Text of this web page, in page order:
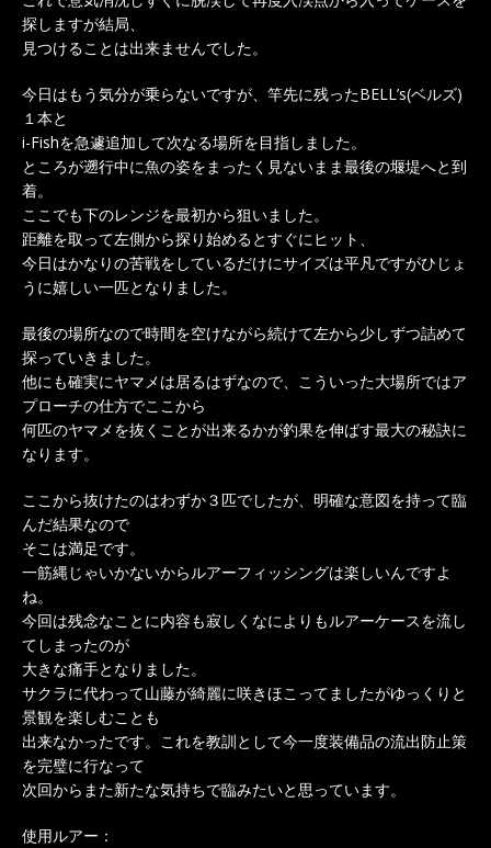
探しますが結局、
見つけることは出来ませんでした。
今日はもう気分が乗らないですが、竿先に残ったBELL’s(ベルズ)
１本と
i-Fishを急遽追加して次なる場所を目指しました。
ところが遡行中に魚の姿をまったく見ないまま最後の堰堤へと到
着。
ここでも下のレンジを最初から狙いました。
距離を取って左側から探り始めるとすぐにヒット、
今日はかなりの苦戦をしているだけにサイズは平凡ですがひじょ
うに嬉しい一匹となりました。
最後の場所なので時間を空けながら続けて左から少しずつ詰めて
探っていきました。
他にも確実にヤマメは居るはずなので、こういった大場所ではア
プローチの仕方でここから
何匹のヤマメを抜くことが出来るかが釣果を伸ばす最大の秘訣に
なります。
ここから抜けたのはわずか３匹でしたが、明確な意図を持って臨
んだ結果なので
そこは満足です。
一筋縄じゃいかないからルアーフィッシングは楽しいんですよ
ね。
今回は残念なことに内容も寂しくなによりもルアーケースを流し
てしまったのが
大きな痛手となりました。
サクラに代わって山藤が綺麗に咲きほこってましたがゆっくりと
景観を楽しむことも
出来なかったです。これを教訓として今一度装備品の流出防止策
を完璧に行なって
次回からまた新たな気持ちで臨みたいと思っています。
使用ルアー：